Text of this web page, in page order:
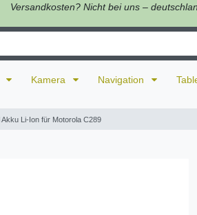
Versandkosten? Nicht bei uns –
Kamera Navigation
Akku Li-Ion für Motorola C289